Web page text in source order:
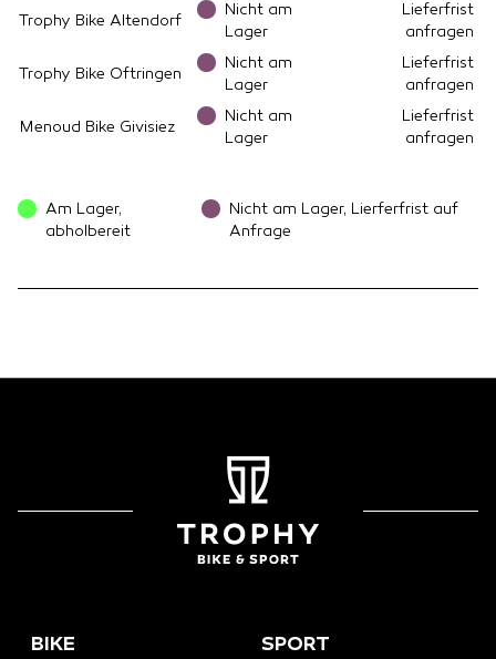
Trophy Bike Altendorf
Nicht am
Lager
Lieferfrist
anfragen
Trophy Bike Oftringen
Nicht am
Lager
Lieferfrist
anfragen
Menoud Bike Givisiez
Nicht am
Lager
Lieferfrist
anfragen
Am Lager,
abholbereit
Nicht am Lager, Lierferfrist auf
Anfrage
BIKE SPORT